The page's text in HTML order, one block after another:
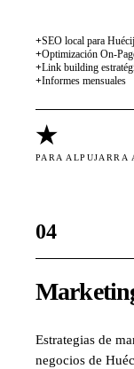
+SEO local para
+Optimización On-
+Link building
+Informes mensuales
★
PARA ALPUJARRA
04
Estrategias de
negocios de